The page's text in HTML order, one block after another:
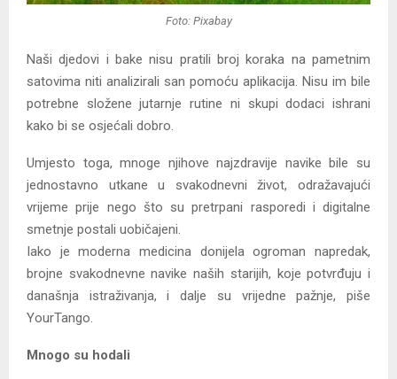
Foto: Pixabay
Naši djedovi i bake nisu pratili broj koraka na pametnim
satovima niti analizirali san pomoću aplikacija. Nisu im bile
potrebne složene jutarnje rutine ni skupi dodaci ishrani
kako bi se osjećali dobro.
Umjesto toga, mnoge njihove najzdravije navike bile su
jednostavno utkane u svakodnevni život, odražavajući
vrijeme prije nego što su pretrpani rasporedi i digitalne
smetnje postali uobičajeni.
Iako je moderna medicina donijela ogroman napredak,
brojne svakodnevne navike naših starijih, koje potvrđuju i
današnja istraživanja, i dalje su vrijedne pažnje, piše
YourTango.
Mnogo su hodali